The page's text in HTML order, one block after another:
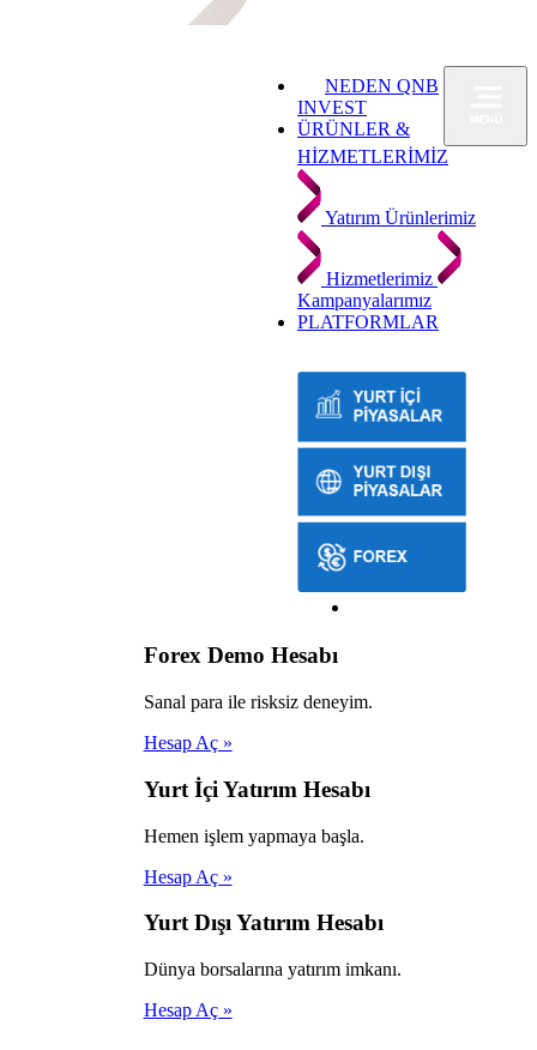
NEDEN QNB
INVEST
ÜRÜNLER &
HİZMETLERİMİZ
Yatırım Ürünlerimiz
Hizmetlerimiz
Kampanyalarımız
PLATFORMLAR
Forex Demo Hesabı
Sanal para ile risksiz deneyim.
Hesap Aç »
Yurt İçi Yatırım Hesabı
Hemen işlem yapmaya başla.
Hesap Aç »
Yurt Dışı Yatırım Hesabı
Dünya borsalarına yatırım imkanı.
Hesap Aç »